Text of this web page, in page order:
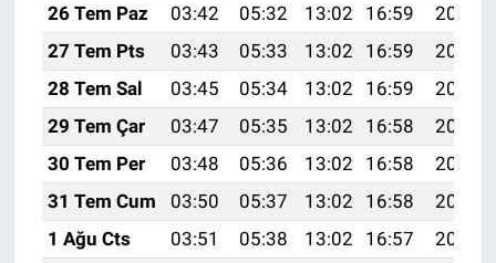
26 Tem Paz
03:42 05:32 13:02 16:59
20:23
27 Tem Pts
03:43 05:33 13:02 16:59
20:22
28 Tem Sal
03:45 05:34 13:02 16:59
20:21
29 Tem Çar
03:47 05:35 13:02 16:58
20:20
30 Tem Per
03:48 05:36 13:02 16:58
20:19
31 Tem Cum
03:50 05:37 13:02 16:58
20:17
1 Ağu Cts
03:51 05:38 13:02 16:57
20:16